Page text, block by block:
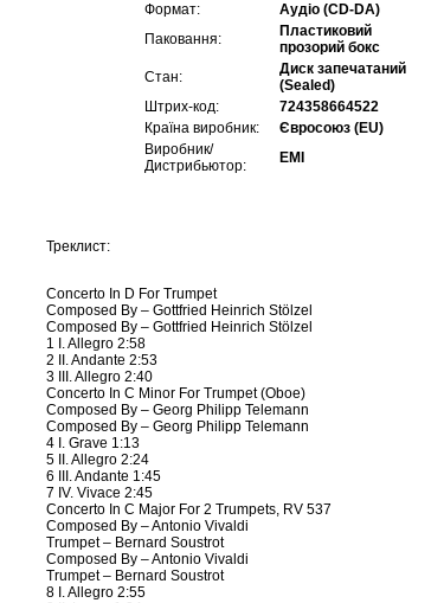
Формат:
Аудіо (CD-DA)
Паковання:
Пластиковий
прозорий бокс
Стан:
Диск запечатаний
(Sealed)
Штрих-код:
724358664522
Країна виробник:
Євросоюз (EU)
Виробник/
Дистрибьютор:
EMI
Треклист:
Concerto In D For Trumpet
Composed By – Gottfried Heinrich Stölzel
Composed By – Gottfried Heinrich Stölzel
1 I. Allegro 2:58
2 II. Andante 2:53
3 III. Allegro 2:40
Concerto In C Minor For Trumpet (Oboe)
Composed By – Georg Philipp Telemann
Composed By – Georg Philipp Telemann
4 I. Grave 1:13
5 II. Allegro 2:24
6 III. Andante 1:45
7 IV. Vivace 2:45
Concerto In C Major For 2 Trumpets, RV 537
Composed By – Antonio Vivaldi
Trumpet – Bernard Soustrot
Composed By – Antonio Vivaldi
Trumpet – Bernard Soustrot
8 I. Allegro 2:55